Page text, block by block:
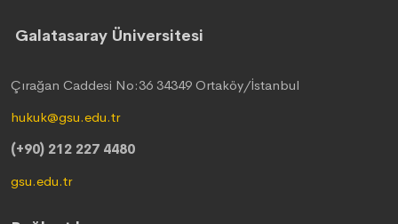
Galatasaray Üniversitesi
Çırağan Caddesi No:36 34349 Ortaköy/İstanbul
hukuk@gsu.edu.tr
(+90) 212 227 4480
gsu.edu.tr